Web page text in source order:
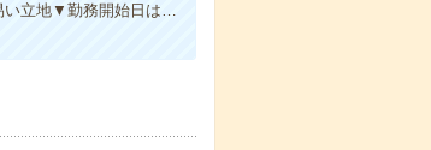
い立地▼勤務開始日は…